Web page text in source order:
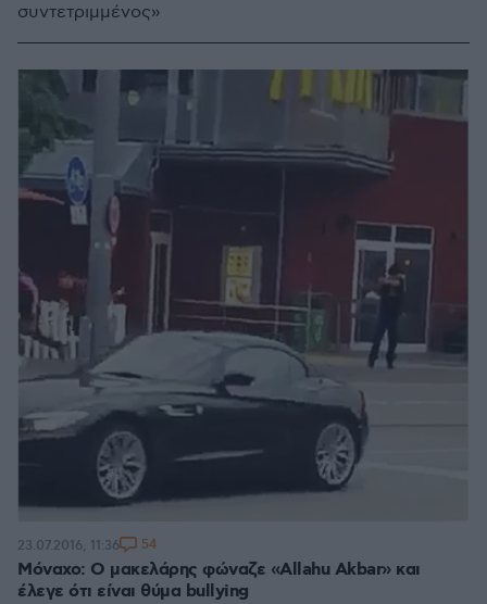
συντετριμμένος»
Μόναχο: Ο μακελάρης φώναζε «Allahu Akbar» και
έλεγε ότι είναι θύμα bullying
23.07.2016, 11:36 54